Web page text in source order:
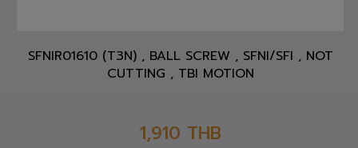
SFNIR01610 (T3N) , BALL SCREW , SFNI/SFI , NOT
CUTTING , TBI MOTION
1,910 THB